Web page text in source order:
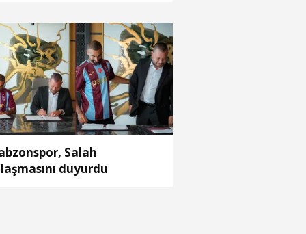
Salah
duyurdu